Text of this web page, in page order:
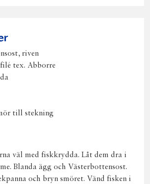
riven
tex. Abborre
till stekning
väl med fiskkrydda. Låt dem dra i
Blanda ägg och Västerbottensost.
och bryn smöret. Vänd fisken i